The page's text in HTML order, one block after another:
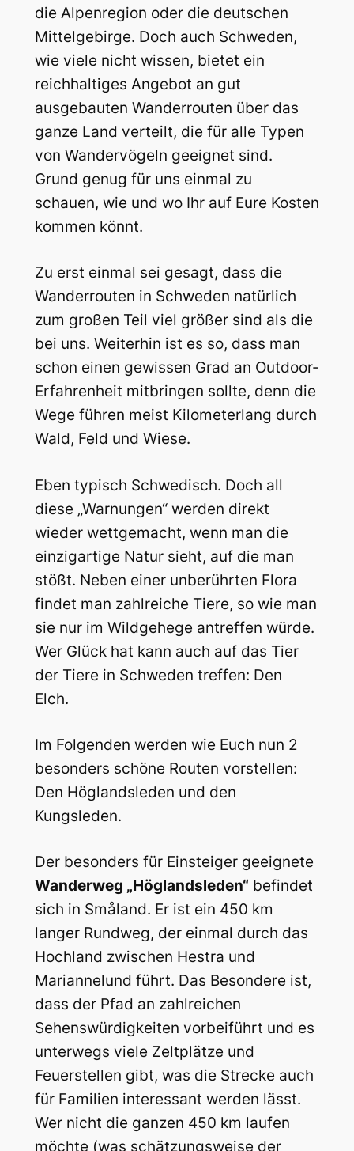
die Alpenregion oder die deutschen
Mittelgebirge. Doch auch Schweden,
wie viele nicht wissen, bietet ein
reichhaltiges Angebot an gut
ausgebauten Wanderrouten über das
ganze Land verteilt, die für alle Typen
von Wandervögeln geeignet sind.
Grund genug für uns einmal zu
schauen, wie und wo Ihr auf Eure Kosten
kommen könnt.
Zu erst einmal sei gesagt, dass die
Wanderrouten in Schweden natürlich
zum großen Teil viel größer sind als die
bei uns. Weiterhin ist es so, dass man
schon einen gewissen Grad an Outdoor-
Erfahrenheit mitbringen sollte, denn die
Wege führen meist Kilometerlang durch
Wald, Feld und Wiese.
Eben typisch Schwedisch. Doch all
diese „Warnungen“ werden direkt
wieder wettgemacht, wenn man die
einzigartige Natur sieht, auf die man
stößt. Neben einer unberührten Flora
findet man zahlreiche Tiere, so wie man
sie nur im Wildgehege antreffen würde.
Wer Glück hat kann auch auf das Tier
der Tiere in Schweden treffen: Den
Elch.
Im Folgenden werden wie Euch nun 2
besonders schöne Routen vorstellen:
Den Höglandsleden und den
Kungsleden.
Der besonders für Einsteiger geeignete
Wanderweg „Höglandsleden“befindet
sich in Småland. Er ist ein 450 km
langer Rundweg, der einmal durch das
Hochland zwischen Hestra und
Mariannelund führt. Das Besondere ist,
dass der Pfad an zahlreichen
Sehenswürdigkeiten vorbeiführt und es
unterwegs viele Zeltplätze und
Feuerstellen gibt, was die Strecke auch
für Familien interessant werden lässt.
Wer nicht die ganzen 450 km laufen
möchte (was schätzungsweise der